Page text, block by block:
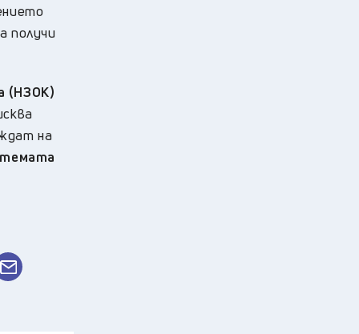
получи
(НЗОК)
на